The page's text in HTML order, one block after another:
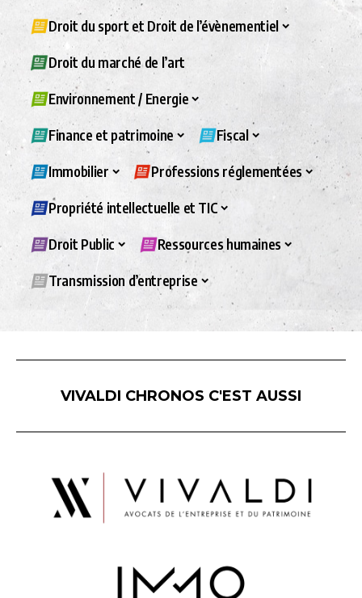
Droit du sport et Droit de l’évènementiel
Droit du marché de l’art
Environnement / Energie
Finance et patrimoine Fiscal
Immobilier Professions réglementées
Propriété intellectuelle et TIC
Droit Public Ressources humaines
Transmission d’entreprise
VIVALDI CHRONOS C'EST AUSSI